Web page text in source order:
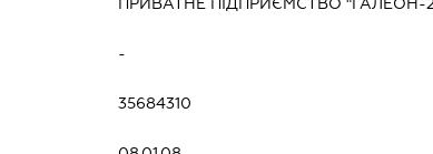
-
35684310